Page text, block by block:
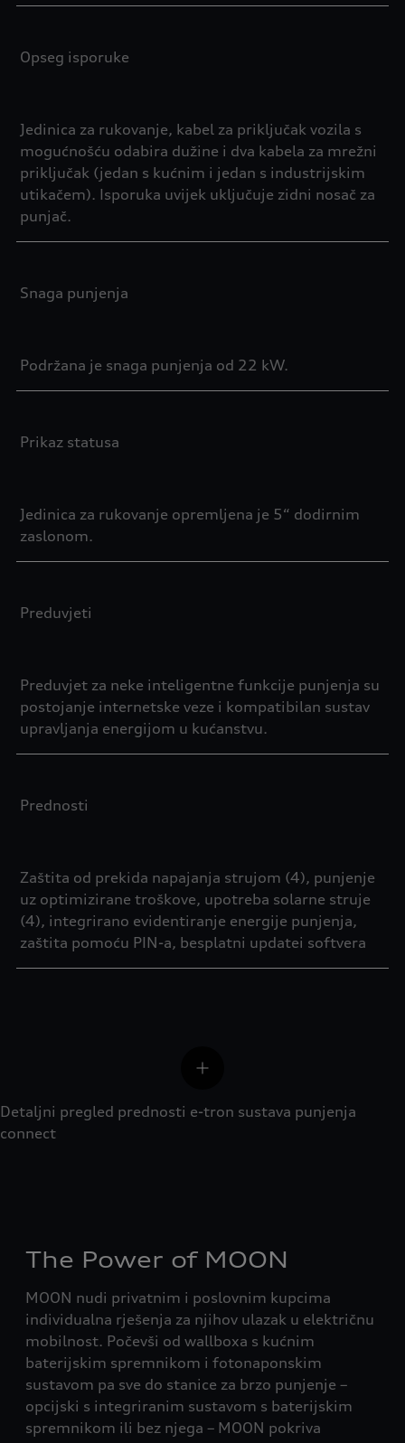
Opseg isporuke
Jedinica za rukovanje, kabel za priključak vozila s
mogućnošću odabira dužine i dva kabela za mrežni
priključak (jedan s kućnim i jedan s industrijskim
utikačem). Isporuka uvijek uključuje zidni nosač za
punjač.
Snaga punjenja
Podržana je snaga punjenja od 22 kW.
Prikaz statusa
Jedinica za rukovanje opremljena je 5“ dodirnim
zaslonom.
Preduvjeti
Preduvjet za neke inteligentne funkcije punjenja su
postojanje internetske veze i kompatibilan sustav
upravljanja energijom u kućanstvu.
Prednosti
Zaštita od prekida napajanja strujom (4), punjenje
uz optimizirane troškove, upotreba solarne struje
(4), integrirano evidentiranje energije punjenja,
zaštita pomoću PIN-a, besplatni updatei softvera
Detaljni pregled prednosti e-tron sustava punjenja
connect
The Power of MOON
MOON nudi privatnim i poslovnim kupcima
individualna rješenja za njihov ulazak u električnu
mobilnost. Počevši od wallboxa s kućnim
baterijskim spremnikom i fotonaponskim
sustavom pa sve do stanice za brzo punjenje –
opcijski s integriranim sustavom s baterijskim
spremnikom ili bez njega – MOON pokriva